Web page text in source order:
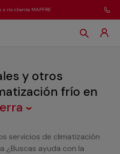
no cliente MAPFRE
y otros
frío en
servicios de climatización
¿Buscas ayuda con la